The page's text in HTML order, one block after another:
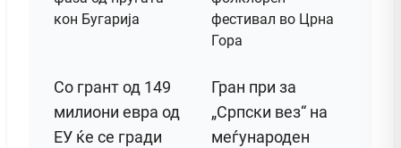
Со грант од 149
милиони евра од
ЕУ ќе се гради
Гран при за
„Српски вез“ на
меѓународен